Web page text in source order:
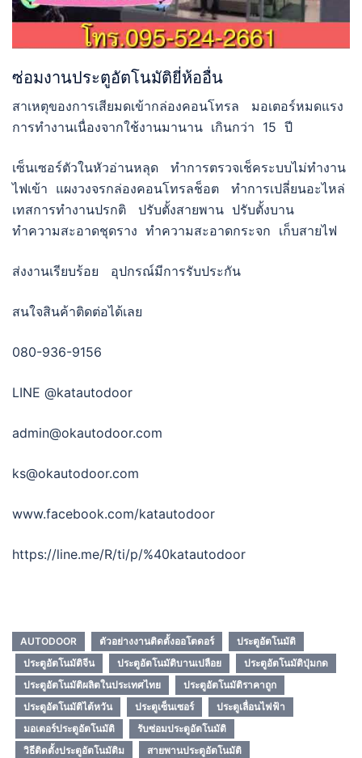
ซ่อมงานประตูอัตโนมัติยี่ห้ออื่น
สาเหตุของการเสียมดเข้ากล่องคอนโทรล มอเตอร์หมดแรง
การทำงานเนื่องจากใช้งานมานาน เกินกว่า 15 ปี
เซ็นเซอร์ตัวในหัวอ่านหลุด ทำการตรวจเช็คระบบไม่ทำงาน
ไฟเข้า แผงวงจรกล่องคอนโทรลช็อต ทำการเปลี่ยนอะไหล่
เทสการทำงานปรกติ ปรับตั้งสายพาน ปรับตั้งบาน
ทำความสะอาดชุดราง ทำความสะอาดกระจก เก็บสายไฟ
ส่งงานเรียบร้อย อุปกรณ์มีการรับประกัน
สนใจสินค้าติดต่อได้เลย
080-936-9156
LINE @katautodoor
admin@okautodoor.com
ks@okautodoor.com
www.facebook.com/katautodoor
https://line.me/R/ti/p/%40katautodoor
AUTODOOR ตัวอย่างงานติดตั้งออโตดอร์
ประตูอัตโนมัติ
ประตูอัตโนมัติจีน
ประตูอัตโนมัติบานเปลือย
ประตูอัตโนมัติปุ่มกด
ประตูอัตโนมัติผลิตในประเทศไทย
ประตูอัตโนมัติราคาถูก
ประตูอัตโนมัติไต้หวัน
ประตูเซ็นเซอร์
ประตูเลื่อนไฟฟ้า
มอเตอร์ประตูอัตโนมัติ
รับซ่อมประตูอัตโนมัติ
วิธีติดตั้งประตูอัตโนมัติม
สายพานประตูอัตโนมัติ